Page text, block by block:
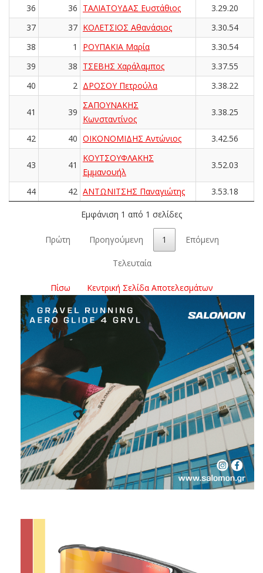
36 36 ΤΑΛΙΑΤΟΥΔΑΣ Ευστάθιος
3.29.20
37
37 ΚΟΛΕΤΣΙΟΣ Αθανάσιος
3.30.54
38
1 ΡΟΥΠΑΚΙΑ Μαρία
3.30.54
39
38 ΤΣΕΒΗΣ Χαράλαμπος
3.37.55
40
2 ΔΡΟΣΟΥ Πετρούλα 3.38.22
41 39
ΣΑΠΟΥΝΑΚΗΣ
Κωνσταντίνος
3.38.25
42 40 ΟΙΚΟΝΟΜΙΔΗΣ Αντώνιος 3.42.56
43 41
ΚΟΥΤΣΟΥΦΛΑΚΗΣ
Εμμανουήλ
3.52.03
44 42 ΑΝΤΩΝΙΤΣΗΣ Παναγιώτης 3.53.18
Εμφάνιση 1 από 1 σελίδες
Πρώτη Προηγούμενη 1 Επόμενη
Τελευταία
Πίσω Κεντρική Σελίδα Αποτελεσμάτων